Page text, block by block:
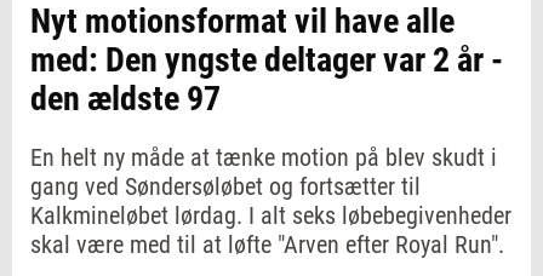
Nyt motionsformat vil have alle
med: Den yngste deltager var 2 år -
den ældste 97
En helt ny måde at tænke motion på blev skudt i
gang ved Søndersøløbet og fortsætter til
Kalkmineløbet lørdag. I alt seks løbebegivenheder
skal være med til at løfte "Arven efter Royal Run".